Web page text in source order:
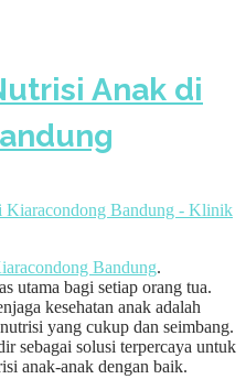
Anak di
Bandung.
utama bagi setiap orang tua.
kesehatan anak adalah
yang cukup dan seimbang.
sebagai solusi terpercaya untuk
anak-anak dengan baik.